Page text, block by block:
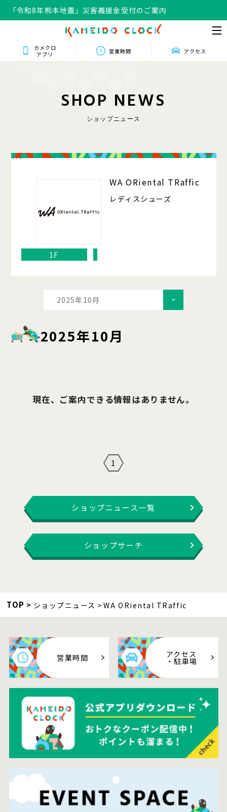
「令和8年熊本地震」災害義援金受付のご案内
カメクロ
アプリ
営業時間 アクセス
SHOP NEWS
ショップニュース
118
WA ORiental TRaffic
レディスシューズ
1F
2025年10月
2025年10月
現在、ご案内できる情報はありません。
1
ショップニュース一覧
ショップサーチ
TOP ショップニュース WA ORiental TRaffic
営業時間 アクセス
・駐車場